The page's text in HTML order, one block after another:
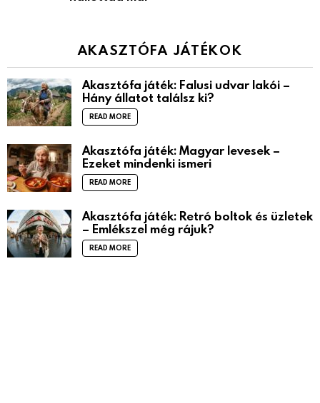
AKASZTÓFA JÁTÉKOK
Akasztófa játék: Falusi udvar lakói –
Hány állatot találsz ki?
READ MORE
Akasztófa játék: Magyar levesek –
Ezeket mindenki ismeri
READ MORE
Akasztófa játék: Retró boltok és üzletek
– Emlékszel még rájuk?
READ MORE